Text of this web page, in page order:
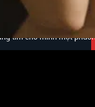
cường độ cao giúp
cao có thể giúp bạn
tìm cho mình một